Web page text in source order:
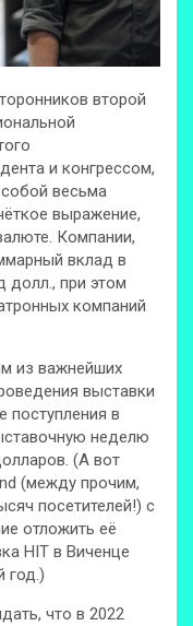
второй
и конгрессом,
весьма
выражение,
Компании,
вклад в
при этом
компаний
из важнейших
выставки
поступления в
неделю
(А вот
(между прочим,
посетителей!) с
отложить её
HIT в Виченце
год.)
что в 2022